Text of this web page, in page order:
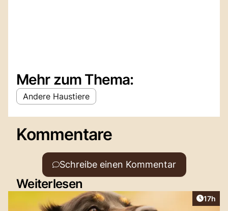
Mehr zum Thema:
Andere Haustiere
Kommentare
Schreibe einen Kommentar
Weiterlesen
Artikel
17h